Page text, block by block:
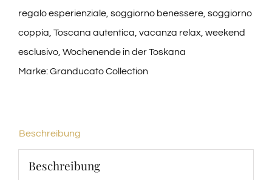
regalo esperienziale, soggiorno benessere, soggiorno
coppia, Toscana autentica, vacanza relax, weekend
esclusivo, Wochenende in der Toskana
Marke:Granducato Collection
Beschreibung
Beschreibung